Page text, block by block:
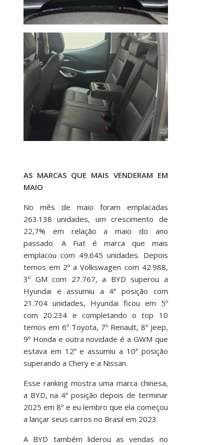
AS MARCAS QUE MAIS VENDERAM EM
MAIO
No mês de maio foram emplacadas
263.138 unidades, um crescimento de
22,7% em relação a maio do ano
passado. A Fiat é marca que mais
emplacou com 49.645 unidades. Depois
temos em 2º a Volkswagen com 42.988,
3º GM com 27.767, a BYD superou a
Hyundai e assumiu a 4ª posição com
21.704 unidades, Hyundai ficou em 5º
com 20.234 e completando o top 10
temos em 6º Toyota, 7º Renault, 8º Jeep,
9º Honda e outra novidade é a GWM que
estava em 12º e assumiu a 10ª posição
superando a Chery e a Nissan.
Esse ranking mostra uma marca chinesa,
a BYD, na 4ª posição depois de terminar
2025 em 8º e eu lembro que ela começou
a lançar seus carros no Brasil em 2023.
A BYD também liderou as vendas no